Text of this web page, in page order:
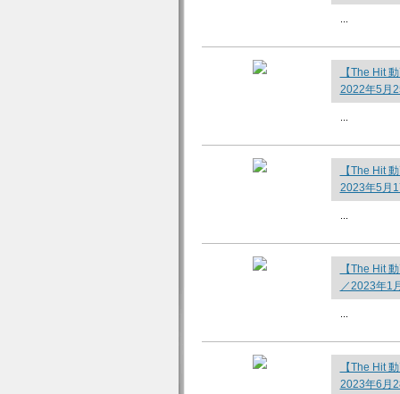
【The Hit
2022年5月
【The Hit
2023年5月
【The Hit
／2023年1
【The Hit
2023年6月